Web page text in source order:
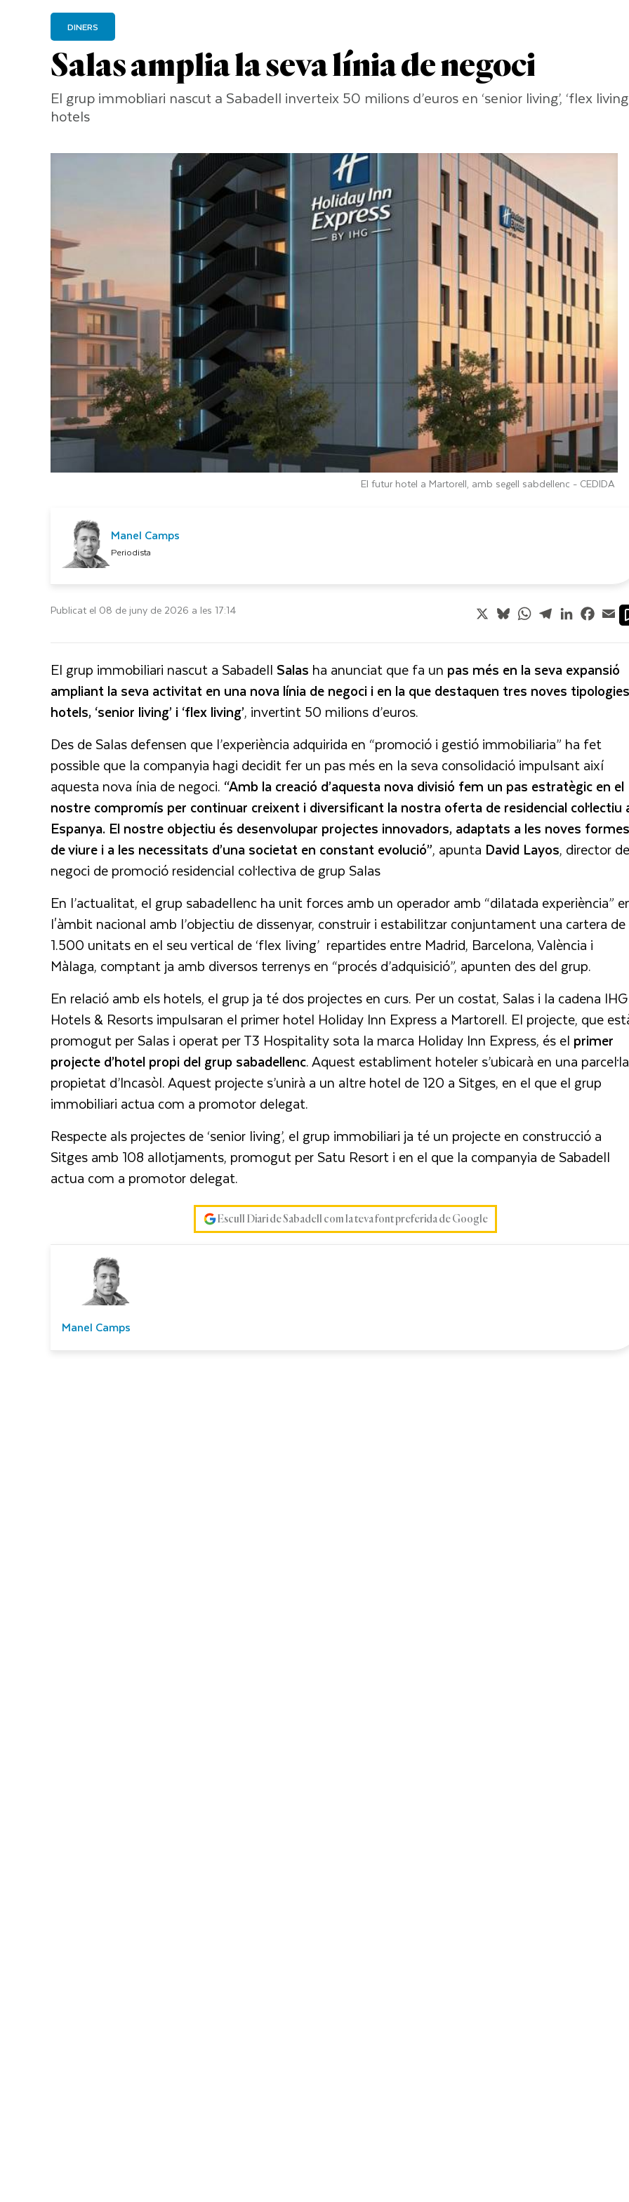
Salas amplia la seva línia de negoci
DINERS
El grup immobliari nascut a Sabadell inverteix 50 milions d’euros en ‘senior living’, ‘flex
hotels
El futur hotel a Martorell, amb segell sabdellenc - CEDIDA
Manel Camps
Periodista
Publicat el 08 de juny de 2026 a les 17:14 X BlueskyWhatsApp
TelegramLinkedIn
El grup immobiliari nascut a Sabadell Salas ha anunciat que fa un pas més en la seva expansió
ampliant la seva activitat en una nova línia de negoci i en la que destaquen tres noves
hotels, ‘senior living’ i ‘flex living’, invertint 50 milions d’euros.
Des de Salas defensen que l’experiència adquirida en “promoció i gestió immobiliaria” ha fet
possible que la companyia hagi decidit fer un pas més en la seva consolidació impulsant així
aquesta nova ínia de negoci. “Amb la creació d’aquesta nova divisió fem un pas estratègic en el
nostre compromís per continuar creixent i diversificant la nostra oferta de residencial col·lectiu
Espanya. El nostre objectiu és desenvolupar projectes innovadors, adaptats a les noves formes
de viure i a les necessitats d’una societat en constant evolució”, apunta David Layos, director de
negoci de promoció residencial col·lectiva de grup Salas
En l’actualitat, el grup sabadellenc ha unit forces amb un operador amb “dilatada experiència”
l'àmbit nacional amb l’objectiu de dissenyar, construir i estabilitzar conjuntament una cartera de
1.500 unitats en el seu vertical de ‘flex living’ repartides entre Madrid, Barcelona, València i
Màlaga, comptant ja amb diversos terrenys en “procés d’adquisició”, apunten des del grup.
En relació amb els hotels, el grup ja té dos projectes en curs. Per un costat, Salas i la cadena IHG
Hotels & Resorts impulsaran el primer hotel Holiday Inn Express a Martorell. El projecte, que
promogut per Salas i operat per T3 Hospitality sota la marca Holiday Inn Express, és el primer
projecte d’hotel propi del grup sabadellenc. Aquest establiment hoteler s’ubicarà en una parcel·la
propietat d’Incasòl. Aquest projecte s’unirà a un altre hotel de 120 a Sitges, en el que el grup
immobiliari actua com a promotor delegat.
Respecte als projectes de ‘senior living’, el grup immobiliari ja té un projecte en construcció a
Sitges amb 108 allotjaments, promogut per Satu Resort i en el que la companyia de Sabadell
actua com a promotor delegat.
Escull Diari de Sabadell com la teva font preferida de Google
Manel Camps